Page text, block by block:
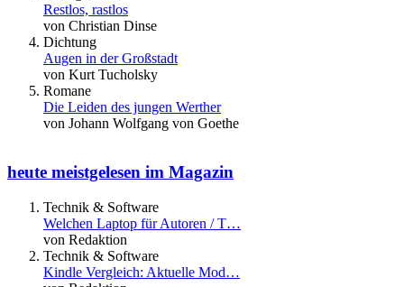
Restlos, rastlos
von Christian Dinse
Dichtung
Augen in der Großstadt
von Kurt Tucholsky
Romane
Die Leiden des jungen Werther
von Johann Wolfgang von Goethe
heute meistgelesen im Magazin
Technik & Software
Welchen Laptop für Autoren / T…
von Redaktion
Technik & Software
Kindle Vergleich: Aktuelle Mod…